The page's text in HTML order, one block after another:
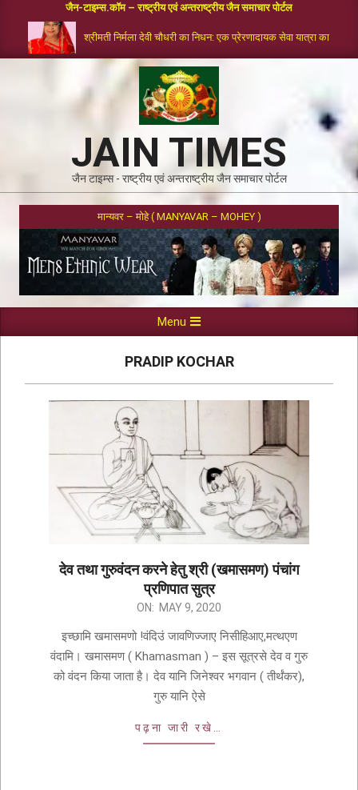
जैन-टाइम्स.कॉम – राष्ट्रीय एवं अन्तराष्ट्रीय जैन समाचार पोर्टल
श्रीमती निर्मला देवी चौधरी का निधन: एक प्रेरणादायक सेवा यात्रा का समापन
JAIN TIMES
जैन टाइम्स - राष्ट्रीय एवं अन्तराष्ट्रीय जैन समाचार पोर्टल
मान्यवर – मोहे ( MANYAVAR – MOHEY )
Menu
PRADIP KOCHAR
देव तथा गुरुवंदन करने हेतु श्री (खमासमण) पंचांग
प्रणिपात सुत्र
ON: MAY 9, 2020
इच्छामि खमासमणो !वंदिउं जावणिज्जाए निसीहिआए,मत्थएण
वंदामि। खमासमण ( Khamasman ) – इस सूत्रसे देव व गुरु
को वंदन किया जाता है। देव यानि जिनेश्वर भगवान ( तीर्थंकर),
गुरु यानि ऐसे
पढ़ना जारी रखे…